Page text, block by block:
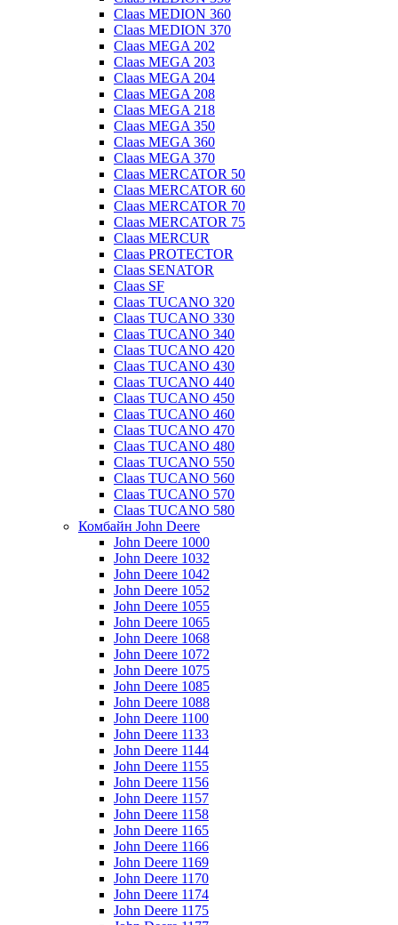
Claas MEDION 360
Claas MEDION 370
Claas MEGA 202
Claas MEGA 203
Claas MEGA 204
Claas MEGA 208
Claas MEGA 218
Claas MEGA 350
Claas MEGA 360
Claas MEGA 370
Claas MERCATOR 50
Claas MERCATOR 60
Claas MERCATOR 70
Claas MERCATOR 75
Claas MERCUR
Claas PROTECTOR
Claas SENATOR
Claas SF
Claas TUCANO 320
Claas TUCANO 330
Claas TUCANO 340
Claas TUCANO 420
Claas TUCANO 430
Claas TUCANO 440
Claas TUCANO 450
Claas TUCANO 460
Claas TUCANO 470
Claas TUCANO 480
Claas TUCANO 550
Claas TUCANO 560
Claas TUCANO 570
Claas TUCANO 580
Комбайн John Deere
John Deere 1000
John Deere 1032
John Deere 1042
John Deere 1052
John Deere 1055
John Deere 1065
John Deere 1068
John Deere 1072
John Deere 1075
John Deere 1085
John Deere 1088
John Deere 1100
John Deere 1133
John Deere 1144
John Deere 1155
John Deere 1156
John Deere 1157
John Deere 1158
John Deere 1165
John Deere 1166
John Deere 1169
John Deere 1170
John Deere 1174
John Deere 1175